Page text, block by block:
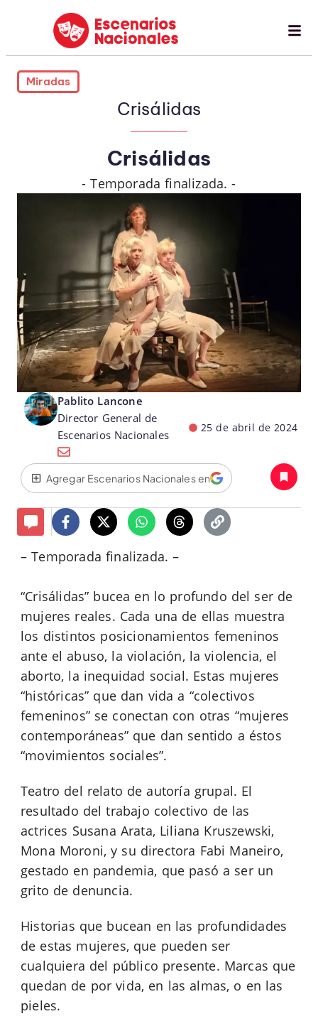
Miradas
Crisálidas
Crisálidas
- Temporada finalizada. -
Pablito Lancone
Director General de
Escenarios Nacionales
25 de abril de 2024
Agregar Escenarios Nacionales en
– Temporada finalizada. –
“Crisálidas” bucea en lo profundo del ser de
mujeres reales. Cada una de ellas muestra
los distintos posicionamientos femeninos
ante el abuso, la violación, la violencia, el
aborto, la inequidad social. Estas mujeres
“históricas” que dan vida a “colectivos
femeninos” se conectan con otras “mujeres
contemporáneas” que dan sentido a éstos
“movimientos sociales”.
Teatro del relato de autoría grupal. El
resultado del trabajo colectivo de las
actrices Susana Arata, Liliana Kruszewski,
Mona Moroni, y su directora Fabi Maneiro,
gestado en pandemia, que pasó a ser un
grito de denuncia.
Historias que bucean en las profundidades
de estas mujeres, que pueden ser
cualquiera del público presente. Marcas que
quedan de por vida, en las almas, o en las
pieles.